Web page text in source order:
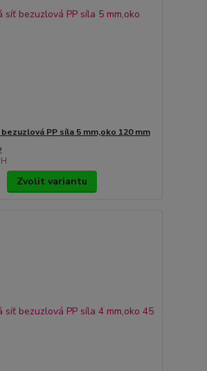
PP síla 5 mm,oko 120 mm
Zvolit variantu